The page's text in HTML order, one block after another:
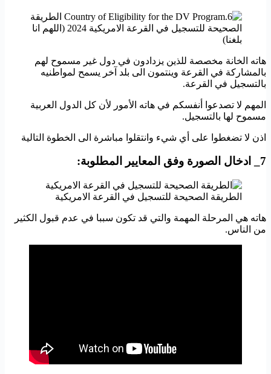
هاته الخانة مخصصة للذين يزدادون في دول غير مسموح لهم
بالمشاركة في القرعة وينتمون الى بلد آخر يسمح لمواطنيه
بالتسجيل في القرعة.
المهم لا تصدعوا أنفسكم في هاته الأمور لأن كل الدول العربية
مسموح لها بالتسجيل.
اذن لا تضغطوا على أي شيء وانتقلوا مباشرة الى الخطوة التالية
7_ ادخال الصورة وفق المعايير المطلوبة:
الطريقة الصحيحة للتسجيل في القرعة الامريكية
هاته هي المرحلة المهمة والتي قد تكون سببا في عدم قبول الكثير
من الناس.